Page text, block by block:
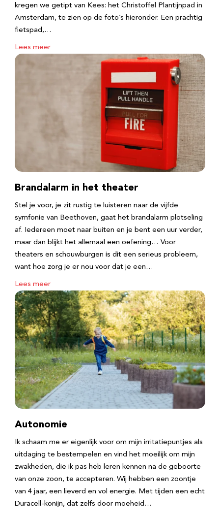
kregen we getipt van Kees: het Christoffel Plantijnpad in
Amsterdam, te zien op de foto’s hieronder. Een prachtig
fietspad,…
Lees meer
Brandalarm in het theater
Stel je voor, je zit rustig te luisteren naar de vijfde
symfonie van Beethoven, gaat het brandalarm plotseling
af. Iedereen moet naar buiten en je bent een uur verder,
maar dan blijkt het allemaal een oefening… Voor
theaters en schouwburgen is dit een serieus probleem,
want hoe zorg je er nou voor dat je een…
Lees meer
Autonomie
Ik schaam me er eigenlijk voor om mijn irritatiepuntjes als
uitdaging te bestempelen en vind het moeilijk om mijn
zwakheden, die ik pas heb leren kennen na de geboorte
van onze zoon, te accepteren. Wij hebben een zoontje
van 4 jaar, een lieverd en vol energie. Met tijden een echt
Duracell-konijn, dat zelfs door moeheid…